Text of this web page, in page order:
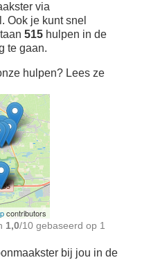
via
Ook je kunt snel
515 hulpen in de
te gaan.
hulpen? Lees ze
contributors
1,0/10 gebaseerd op 1
bij jou in de